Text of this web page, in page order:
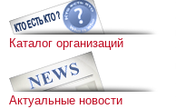
Каталог организаций
Актуальные новости